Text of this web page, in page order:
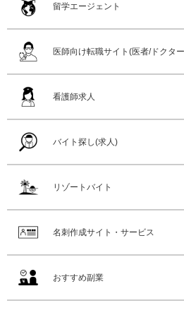
留学エージェント
医師向け転職サイト(医者/ドクタ
看護師求人
バイト探し(求人)
リゾートバイト
名刺作成サイト・サービス
おすすめ副業